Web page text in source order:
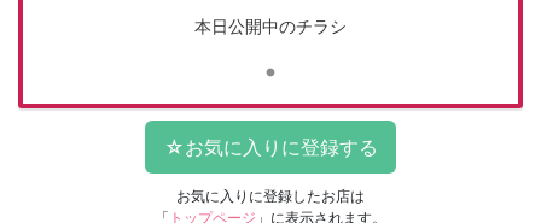
本日公開中のチラシ
お気に入りに登録したお店は
「 トップページ 」に表示されます。